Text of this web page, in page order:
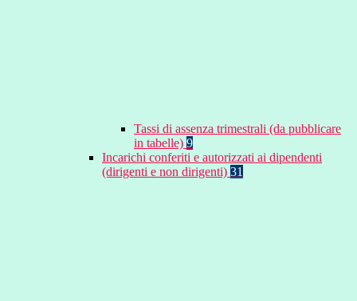
Tassi di assenza trimestrali (da pubblicare
in tabelle) 9
Incarichi conferiti e autorizzati ai dipendenti
(dirigenti e non dirigenti) 31